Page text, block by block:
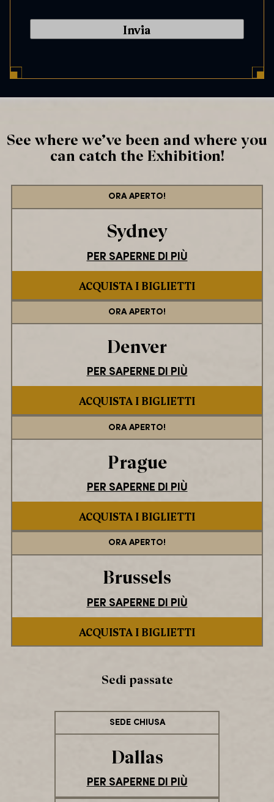
l
d
e
e
See where we’ve been and where you
can catch the Exhibition!
ORA APERTO!
Sydney
PER SAPERNE DI PIÙ
ACQUISTA I BIGLIETTI
ORA APERTO!
Denver
PER SAPERNE DI PIÙ
ACQUISTA I BIGLIETTI
ORA APERTO!
Prague
PER SAPERNE DI PIÙ
ACQUISTA I BIGLIETTI
ORA APERTO!
Brussels
PER SAPERNE DI PIÙ
ACQUISTA I BIGLIETTI
Sedi passate
SEDE CHIUSA
Dallas
PER SAPERNE DI PIÙ